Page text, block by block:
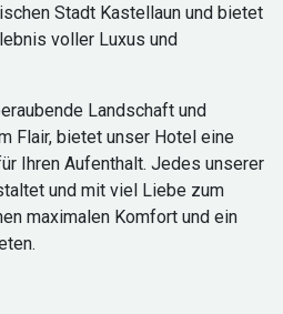
Stadt Kastellaun und bietet
voller Luxus und
Landschaft und
Flair, bietet unser Hotel eine
Ihren Aufenthalt. Jedes unserer
und mit viel Liebe zum
maximalen Komfort und ein